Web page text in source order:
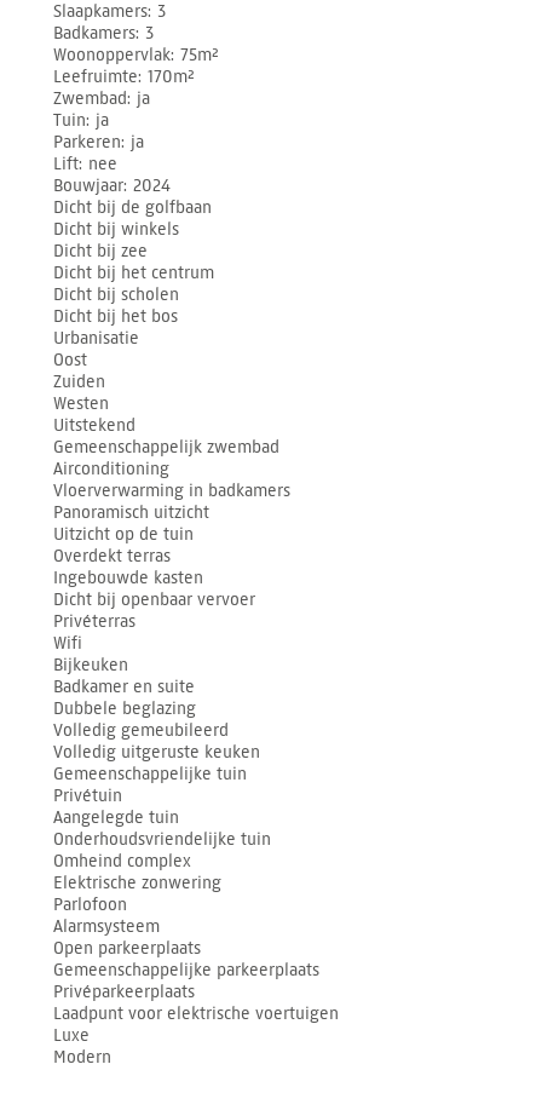
Slaapkamers 3
Badkamers 3
Woonoppervlak 75m²
Leefruimte 170m²
Zwembad ja
Tuin ja
Parkeren ja
Lift nee
Bouwjaar 2024
Dicht bij de golfbaan
Dicht bij winkels
Dicht bij zee
Dicht bij het centrum
Dicht bij scholen
Dicht bij het bos
Urbanisatie
Oost
Zuiden
Westen
Uitstekend
Gemeenschappelijk zwembad
Airconditioning
Vloerverwarming in badkamers
Panoramisch uitzicht
Uitzicht op de tuin
Overdekt terras
Ingebouwde kasten
Dicht bij openbaar vervoer
Privéterras
Wifi
Bijkeuken
Badkamer en suite
Dubbele beglazing
Volledig gemeubileerd
Volledig uitgeruste keuken
Gemeenschappelijke tuin
Privétuin
Aangelegde tuin
Onderhoudsvriendelijke tuin
Omheind complex
Elektrische zonwering
Parlofoon
Alarmsysteem
Open parkeerplaats
Gemeenschappelijke parkeerplaats
Privéparkeerplaats
Laadpunt voor elektrische voertuigen
Luxe
Modern